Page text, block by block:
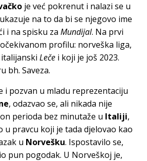
je već pokrenut i nalazi se u
na to da bi se njegovo ime
i na spisku za Mundijal. Na prvi
profilu: norveška liga,
Leče i koji je još 2023.
bh. Saveza.
i pozvan u mladu reprezentaciju
, odazvao se, ali nikada nije
perioda bez minutaže u Italiji,
u pravcu koji je tada djelovao kao
u Norvešku. Ispostavilo se,
pun pogodak. U Norveškoj je,